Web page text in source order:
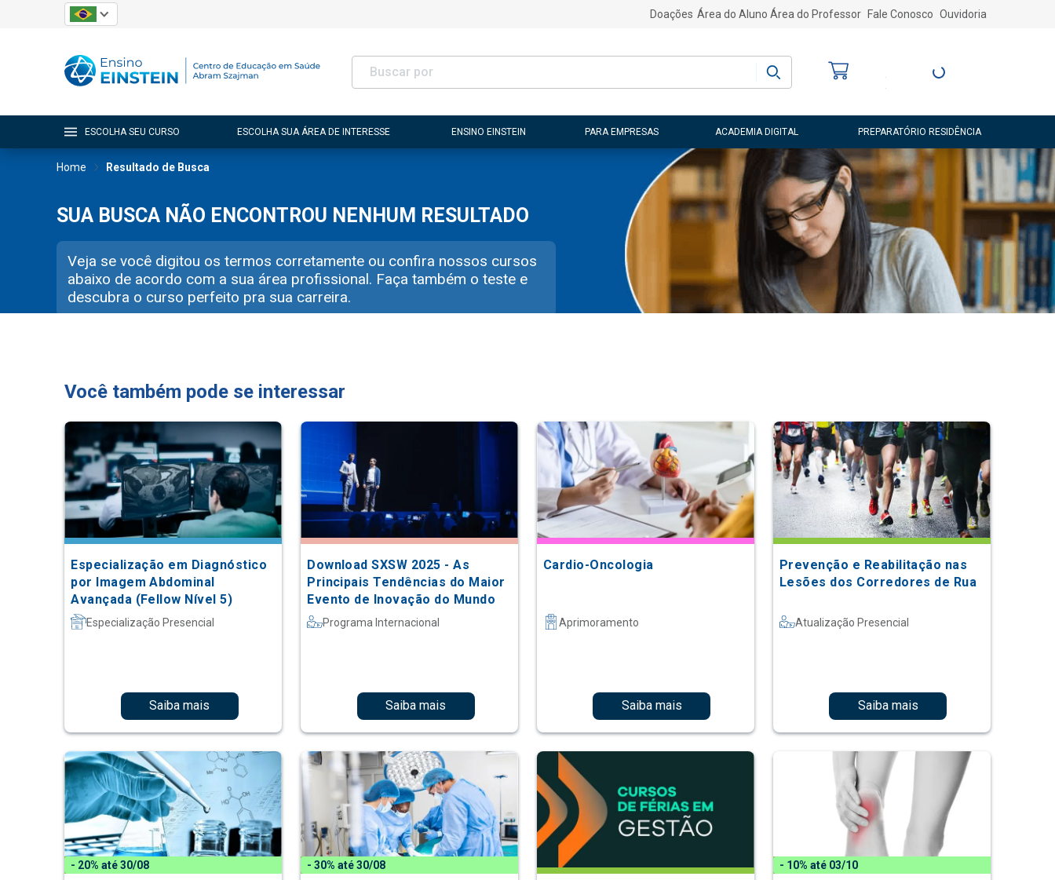
Doações Área do Aluno Área do Professor Fale Conosco Ouvidoria
Entre ou Cadastre-
ESCOLHA SEU CURSO ESCOLHA SUA ÁREA DE INTERESSE ENSINO EINSTEIN PARA EMPRESAS ACADEMIA DIGITAL PREPARATÓRIO RESIDÊNCIA
Home Resultado de Busca
SUA BUSCA NÃO ENCONTROU NENHUM RESULTADO
Veja se você digitou os termos corretamente ou confira nossos cursos
abaixo de acordo com a sua área profissional. Faça também o teste e
descubra o curso perfeito pra sua carreira.
Você também pode se interessar
Especialização em Diagnóstico
por Imagem Abdominal
Avançada (Fellow Nível 5)
Especialização Presencial
Saiba mais
Download SXSW 2025 - As
Principais Tendências do Maior
Evento de Inovação do Mundo
Programa Internacional
Saiba mais
Cardio-Oncologia
Aprimoramento
Saiba mais
Prevenção e Reabilitação nas
Lesões dos Corredores de Rua
Atualização Presencial
Saiba mais
- 20% até 30/08 - 30% até 30/08 - 10% até 03/10